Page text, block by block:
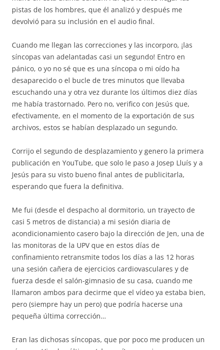
pistas de los hombres, que él analizó y después me
devolvió para su inclusión en el audio final.
Cuando me llegan las correcciones y las incorporo, ¡las
síncopas van adelantadas casi un segundo! Entro en
pánico, o yo no sé que es una síncopa o mi oído ha
desaparecido o el bucle de tres minutos que llevaba
escuchando una y otra vez durante los últimos diez días
me había trastornado. Pero no, verifico con Jesús que,
efectivamente, en el momento de la exportación de sus
archivos, estos se habían desplazado un segundo.
Corrijo el segundo de desplazamiento y genero la primera
publicación en YouTube, que solo le paso a Josep Lluís y a
Jesús para su visto bueno final antes de publicitarla,
esperando que fuera la definitiva.
Me fui (desde el despacho al dormitorio, un trayecto de
casi 5 metros de distancia) a mi sesión diaria de
acondicionamiento casero bajo la dirección de Jen, una de
las monitoras de la UPV que en estos días de
confinamiento retransmite todos los días a las 12 horas
una sesión cañera de ejercicios cardiovasculares y de
fuerza desde el salón-gimnasio de su casa, cuando me
llamaron ambos para decirme que el vídeo ya estaba bien,
pero (siempre hay un pero) que podría hacerse una
pequeña última corrección…
Eran las dichosas síncopas, que por poco me producen un